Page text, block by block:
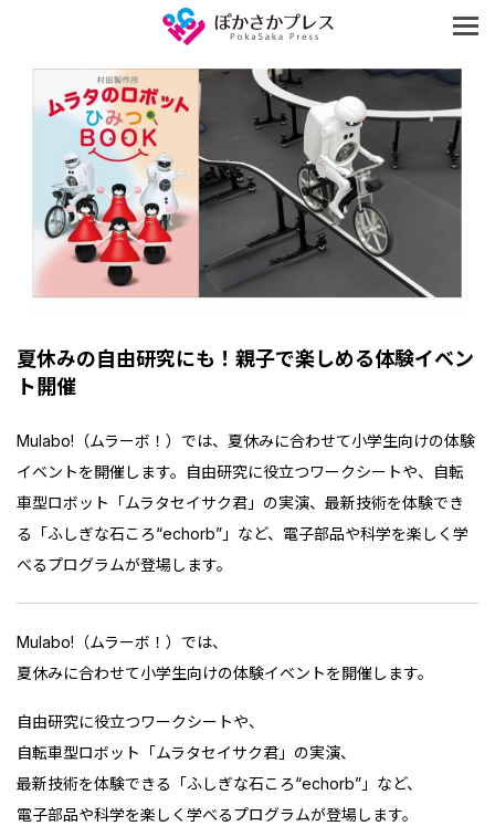
夏休みの自由研究にも！親子で楽しめる体験イベン
ト開催
Mulabo!（ムラーボ！）では、夏休みに合わせて小学生向けの体験
イベントを開催します。自由研究に役立つワークシートや、自転
車型ロボット「ムラタセイサク君」の実演、最新技術を体験でき
る「ふしぎな石ころ“echorb”」など、電子部品や科学を楽しく学
べるプログラムが登場します。
Mulabo!（ムラーボ！）では、
夏休みに合わせて小学生向けの体験イベントを開催します。
自由研究に役立つワークシートや、
自転車型ロボット「ムラタセイサク君」の実演、
最新技術を体験できる「ふしぎな石ころ“echorb”」など、
電子部品や科学を楽しく学べるプログラムが登場します。